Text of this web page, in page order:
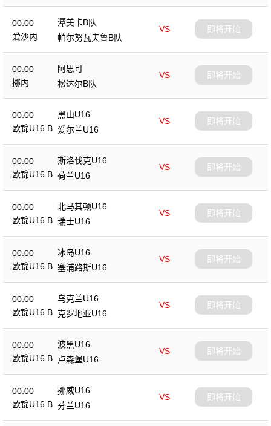
00:00
爱沙丙
潭美卡B队
VS
帕尔努瓦夫鲁B队
即将开始
00:00
挪丙
阿思可
VS
松达尔B队
即将开始
00:00
欧锦U16 B
黑山U16
VS
爱尔兰U16
即将开始
00:00
欧锦U16 B
斯洛伐克U16
VS
荷兰U16
即将开始
00:00
欧锦U16 B
北马其顿U16
VS
瑞士U16
即将开始
00:00
欧锦U16 B
冰岛U16
VS
塞浦路斯U16
即将开始
00:00
欧锦U16 B
乌克兰U16
VS
克罗地亚U16
即将开始
00:00
欧锦U16 B
波黑U16
VS
卢森堡U16
即将开始
00:00
欧锦U16 B
挪威U16
VS
芬兰U16
即将开始